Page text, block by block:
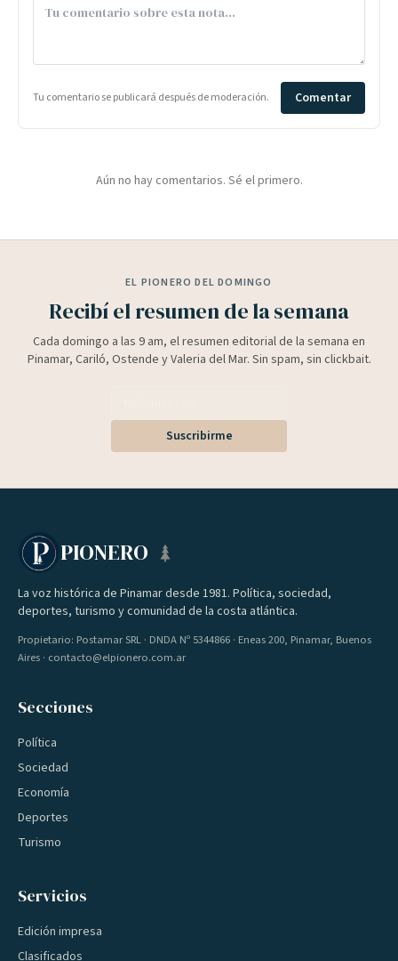
Tu comentario se publicará después de moderación. Comentar
Aún no hay comentarios. Sé el primero.
EL PIONERO DEL DOMINGO
Recibí el resumen de la semana
Cada domingo a las 9 am, el resumen editorial de la semana en
Pinamar, Cariló, Ostende y Valeria del Mar. Sin spam, sin clickbait.
Suscribirme
PIONERO
La voz histórica de Pinamar desde 1981. Política, sociedad,
deportes, turismo y comunidad de la costa atlántica.
Propietario: Postamar SRL · DNDA Nº 5344866 · Eneas 200, Pinamar, Buenos
Aires · contacto@elpionero.com.ar
Secciones
Política
Sociedad
Economía
Deportes
Turismo
Servicios
Edición impresa
Clasificados